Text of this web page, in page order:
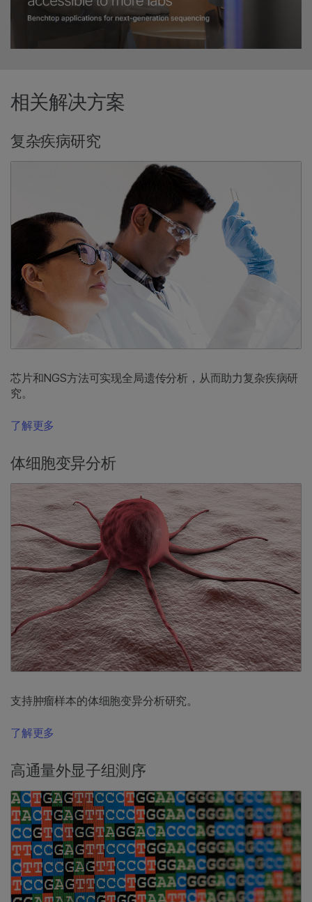
相关解决方案
复杂疾病研究
芯片和NGS方法可实现全局遗传分析，从而助力复杂疾病研
究。
了解更多
体细胞变异分析
支持肿瘤样本的体细胞变异分析研究。
了解更多
高通量外显子组测序